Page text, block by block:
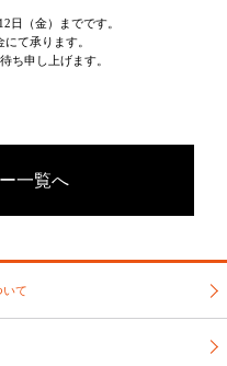
日（金）までです。
て承ります。
ち申し上げます。
一覧へ
いて